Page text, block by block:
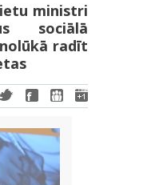
ministri
sociālā
radīt